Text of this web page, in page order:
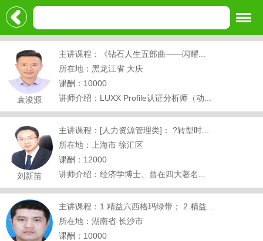
袁浚源
主讲课程：《钻石人生五部曲——闪耀...
所在地：黑龙江省 大庆
课酬：10000
讲师介绍：LUXX Profile认证分析师（动...
刘新苗
主讲课程：[人力资源管理类]： ?转型时...
所在地：上海市 徐汇区
课酬：12000
讲师介绍：经济学博士、曾在四大著名...
主讲课程：1.精益六西格玛绿带； 2.精益...
所在地：湖南省 长沙市
课酬：10000